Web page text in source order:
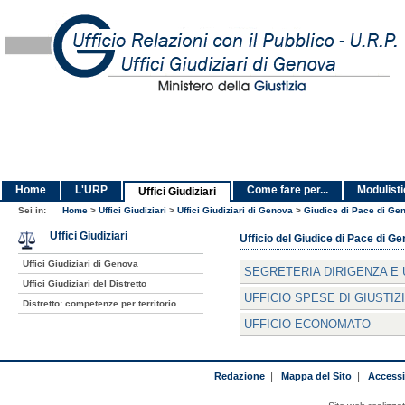
Home L'URP Uffici Giudiziari Come fare per...
Sei in: Home > Uffici Giudiziari > Uffici Giudiziari di Genova > Giudice di Pace di
Ufficio del Giudice di Pace di
SEGRETERIA DIRIGENZA E
UFFICIO SPESE DI
UFFICIO ECONOMATO
Uffici Giudiziari
Uffici Giudiziari di Genova
Uffici Giudiziari del Distretto
Distretto: competenze per territorio
Redazione| Mappa del Sito|